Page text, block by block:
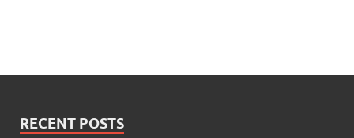
RECENT POSTS